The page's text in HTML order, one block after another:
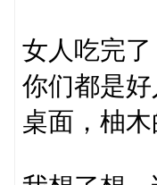
女人吃完
你们都是
桌面，柚